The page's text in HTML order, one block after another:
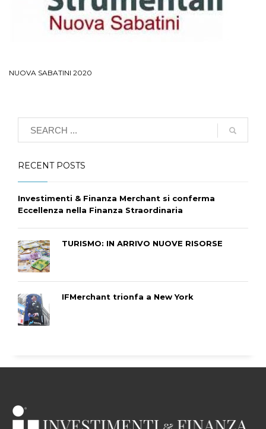
NUOVA SABATINI 2020
RECENT POSTS
Investimenti & Finanza Merchant si conferma
Eccellenza nella Finanza Straordinaria
TURISMO: IN ARRIVO NUOVE RISORSE
IFMerchant trionfa a New York